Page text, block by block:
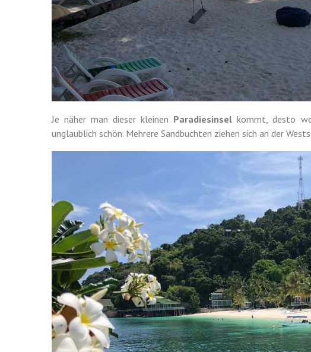
Je näher man dieser kleinen Paradiesinsel kommt, desto
unglaublich schön. Mehrere Sandbuchten ziehen sich an der